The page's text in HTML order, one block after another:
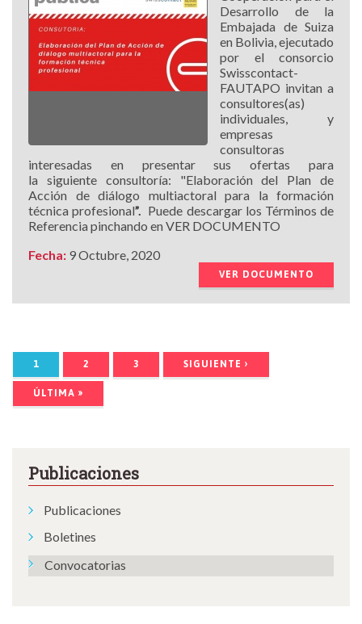
Desarrollo de la
Embajada de Suiza
en Bolivia, ejecutado
por el consorcio
Swisscontact-
FAUTAPO invitan a
consultores(as)
individuales, y
empresas
consultoras
interesadas en presentar sus ofertas para
la siguiente consultoría: "Elaboración del Plan de
Acción de diálogo multiactoral para la formación
técnica profesional”. Puede descargar los Términos de
Referencia pinchando en VER DOCUMENTO
Fecha: 9 Octubre, 2020
VER DOCUMENTO
1 2 3 SIGUIENTE ›
ÚLTIMA »
Publicaciones
Publicaciones
Boletines
Convocatorias